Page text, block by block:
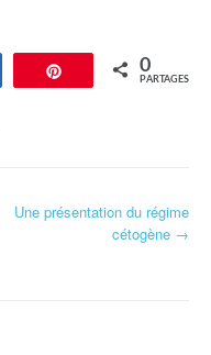
Enregistrer
0
PARTAGES
Une présentation du régime
cétogène →